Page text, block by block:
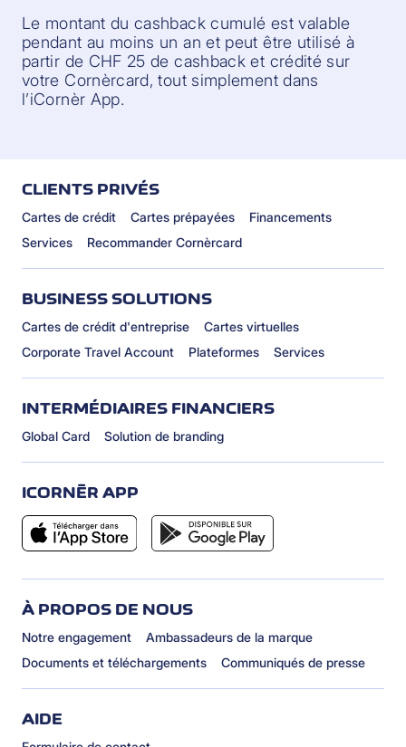
Le montant du cashback cumulé est valable
pendant au moins un an et peut être utilisé à
partir de CHF 25 de cashback et crédité sur
votre Cornèrcard, tout simplement dans
l’iCornèr App.
CLIENTS PRIVÉS
Cartes de crédit Cartes prépayées
Financements
Services
Recommander Cornèrcard
BUSINESS SOLUTIONS
Cartes de crédit d'entreprise
Cartes virtuelles
Corporate Travel Account
Plateformes Services
INTERMÉDIAIRES FINANCIERS
Global Card Solution de branding
ICORNÈR APP
À PROPOS DE NOUS
Notre engagement
Ambassadeurs de la marque
Documents et téléchargements
Communiqués de presse
AIDE